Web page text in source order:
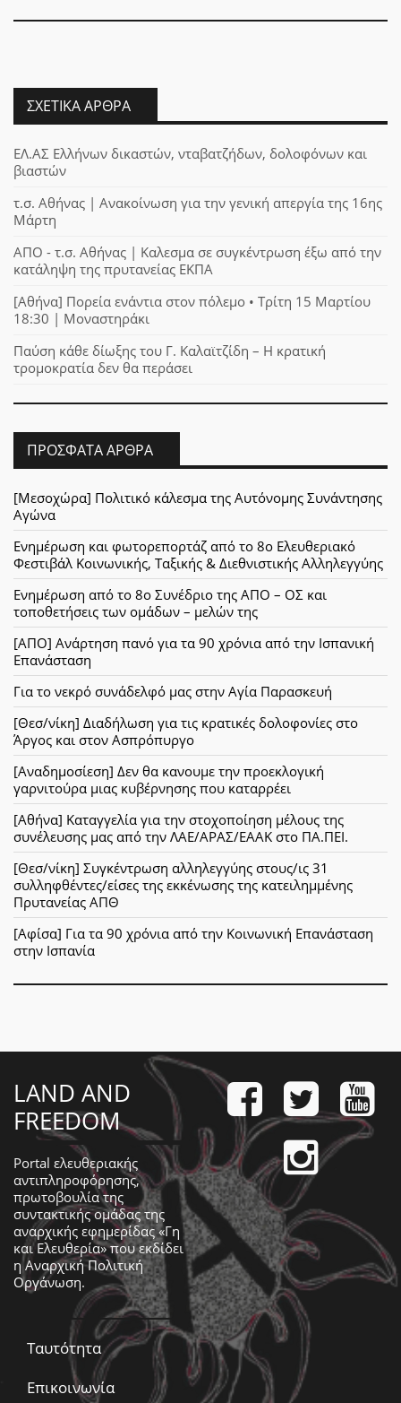
ΣΧΕΤΙΚΆ ΆΡΘΡΑ
ΕΛ.ΑΣ Ελλήνων δικαστών, νταβατζήδων, δολοφόνων και
βιαστών
τ.σ. Αθήνας | Ανακοίνωση για την γενική απεργία της 16ης
Μάρτη
ΑΠΟ - τ.σ. Αθήνας | Καλεσμα σε συγκέντρωση έξω από την
κατάληψη της πρυτανείας ΕΚΠΑ
[Αθήνα] Πορεία ενάντια στον πόλεμο • Τρίτη 15 Μαρτίου
18:30 | Μοναστηράκι
Παύση κάθε δίωξης του Γ. Καλαϊτζίδη – Η κρατική
τρομοκρατία δεν θα περάσει
ΠΡΌΣΦΑΤΑ ΆΡΘΡΑ
[Μεσοχώρα] Πολιτικό κάλεσμα της Αυτόνομης Συνάντησης
Αγώνα
Ενημέρωση και φωτορεπορτάζ από το 8ο Ελευθεριακό
Φεστιβάλ Κοινωνικής, Ταξικής & Διεθνιστικής Αλληλεγγύης
Ενημέρωση από το 8ο Συνέδριο της ΑΠΟ – ΟΣ και
τοποθετήσεις των ομάδων – μελών της
[ΑΠΟ] Ανάρτηση πανό για τα 90 χρόνια από την Ισπανική
Επανάσταση
Για το νεκρό συνάδελφό μας στην Αγία Παρασκευή
[Θεσ/νίκη] Διαδήλωση για τις κρατικές δολοφονίες στο
Άργος και στον Ασπρόπυργο
[Αναδημοσίεση] Δεν θα κανουμε την προεκλογική
γαρνιτούρα μιας κυβέρνησης που καταρρέει
[Αθήνα] Καταγγελία για την στοχοποίηση μέλους της
συνέλευσης μας από την ΛΑΕ/ΑΡΑΣ/ΕΑΑΚ στο ΠΑ.ΠΕΙ.
[Θεσ/νίκη] Συγκέντρωση αλληλεγγύης στους/ις 31
συλληφθέντες/είσες της εκκένωσης της κατειλημμένης
Πρυτανείας ΑΠΘ
[Αφίσα] Για τα 90 χρόνια από την Κοινωνική Επανάσταση
στην Ισπανία
LAND AND
FREEDOM
Portal ελευθεριακής
αντιπληροφόρησης,
πρωτοβουλία της
συντακτικής ομάδας της
αναρχικής εφημερίδας «Γη
και Ελευθερία» που εκδίδει
ηΑναρχική Πολιτική
Οργάνωση.
Ταυτότητα
Επικοινωνία